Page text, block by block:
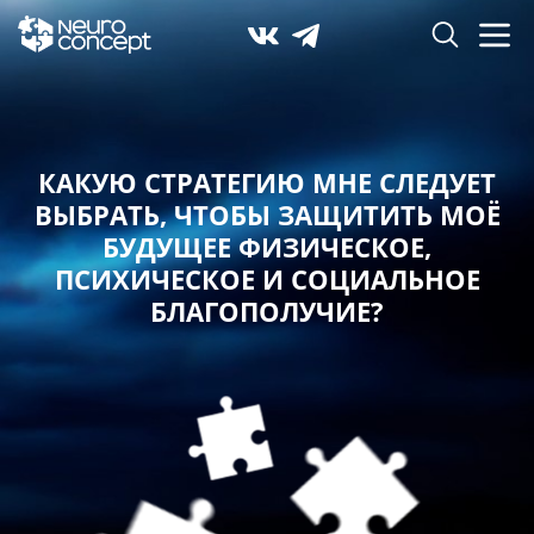
КАКУЮ СТРАТЕГИЮ МНЕ СЛЕДУЕТ
ВЫБРАТЬ,ЧТОБЫ ЗАЩИТИТЬ МОЁ
БУДУЩЕЕ ФИЗИЧЕСКОЕ,
ПСИХИЧЕСКОЕ И СОЦИАЛЬНОЕ
БЛАГОПОЛУЧИЕ?